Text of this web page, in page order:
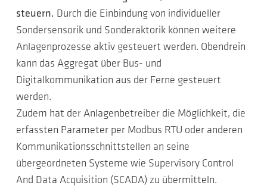
steuern. Durch die Einbindung von individueller
Sondersensorik und Sonderaktorik können weitere
Anlagenprozesse aktiv gesteuert werden. Obendrein
kann das Aggregat über Bus- und
Digitalkommunikation aus der Ferne gesteuert
werden.
Zudem hat der Anlagenbetreiber die Möglichkeit, die
erfassten Parameter per Modbus RTU oder anderen
Kommunikationsschnittstellen an seine
übergeordneten Systeme wie Supervisory Control
And Data Acquisition (SCADA) zu übermitteln.